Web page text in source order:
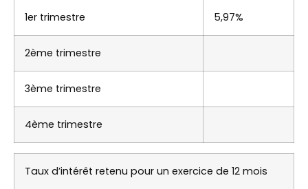
1er trimestre 5,97%
2ème trimestre
3ème trimestre
4ème trimestre
Taux d’intérêt retenu pour un exercice de 12 mois